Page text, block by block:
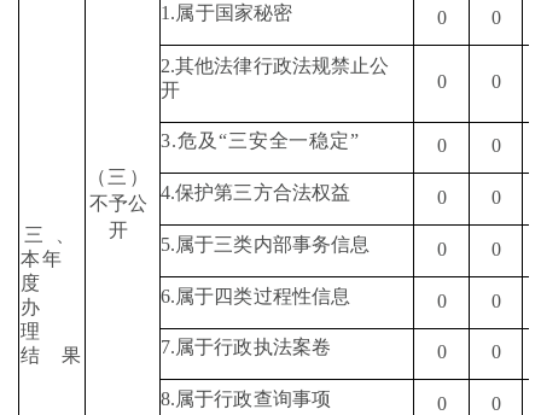
三
本年
度
办
理
结
果
（ 三 ）
不予公
开
1.属于国家秘密 0 0
2.其他法律行政法规禁止公
开
0 0
3.危及 “三安全一稳定” 0 0
4.保护第三方合法权益 0 0
5.属于三类内部事务信息 0 0
6.属于四类过程性信息 0 0
7.属于行政执法案卷 0 0
8.属于行政查询事项 0 0